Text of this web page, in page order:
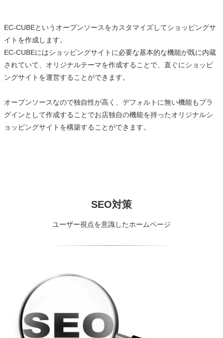
EC-CUBEというオープンソースをカスタマイズしてショッピングサ
イトを作成します。
EC-CUBEにはショッピングサイトに必要な基本的な機能が既に内蔵
されていて、オリジナルテーマを作成することで、直ぐにショッピ
ングサイトを運営することができます。
オープンソースなので独自性が高く、デフォルトに無い機能もプラ
グインとして作成することでお店独自の機能を持ったオリジナルシ
ョッピングサイトを構築することができます。
SEO対策
ユーザー視点を意識したホームページ